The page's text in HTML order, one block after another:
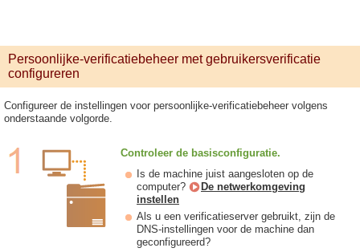
Persoonlijke-verificatiebeheer met gebruikersverificatie
configureren
Configureer de instellingen voor persoonlijke-verificatiebeheer volgens
onderstaande volgorde.
Controleer de basisconfiguratie.
Is de machine juist aangesloten op de
computer?
De netwerkomgeving
instellen
Als u een verificatieserver gebruikt, zijn de
DNS-instellingen voor de machine dan
geconfigureerd?